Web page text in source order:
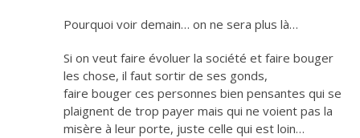
Pourquoi voir demain… on ne sera plus là…
Si on veut faire évoluer la société et faire bouger
les chose, il faut sortir de ses gonds,
faire bouger ces personnes bien pensantes qui se
plaignent de trop payer mais qui ne voient pas la
misère à leur porte, juste celle qui est loin…